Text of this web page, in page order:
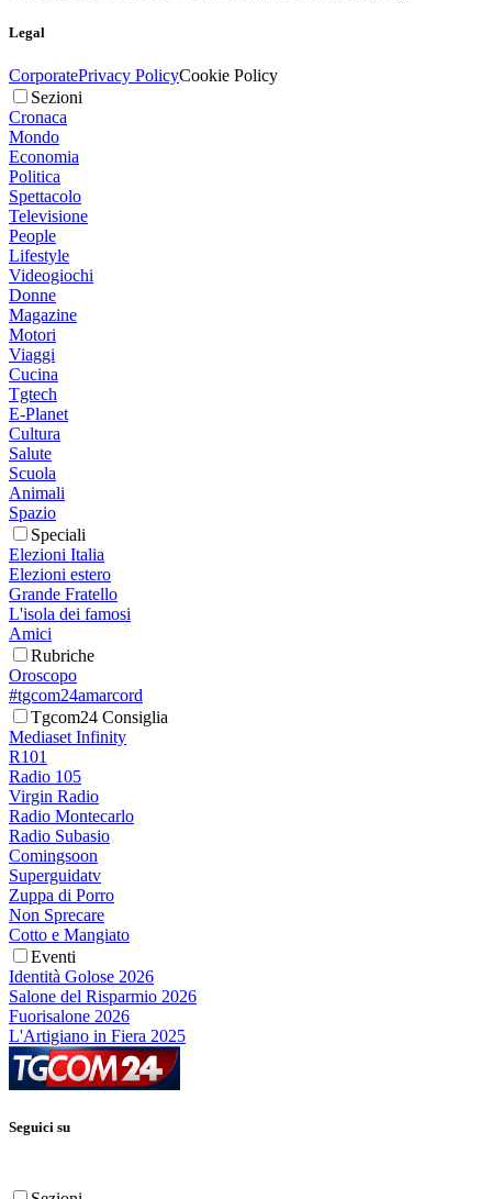
Legal
CorporatePrivacy PolicyCookie Policy
Sezioni
Cronaca
Mondo
Economia
Politica
Spettacolo
Televisione
People
Lifestyle
Videogiochi
Donne
Magazine
Motori
Viaggi
Cucina
Tgtech
E-Planet
Cultura
Salute
Scuola
Animali
Spazio
Speciali
Elezioni Italia
Elezioni estero
Grande Fratello
L'isola dei famosi
Amici
Rubriche
Oroscopo
#tgcom24amarcord
Tgcom24 Consiglia
Mediaset Infinity
R101
Radio 105
Virgin Radio
Radio Montecarlo
Radio Subasio
Comingsoon
Superguidatv
Zuppa di Porro
Non Sprecare
Cotto e Mangiato
Eventi
Identità Golose 2026
Salone del Risparmio 2026
Fuorisalone 2026
L'Artigiano in Fiera 2025
Seguici su